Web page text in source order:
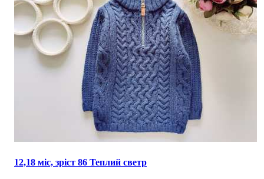
12,18 міс, зріст 86 Теплий светр